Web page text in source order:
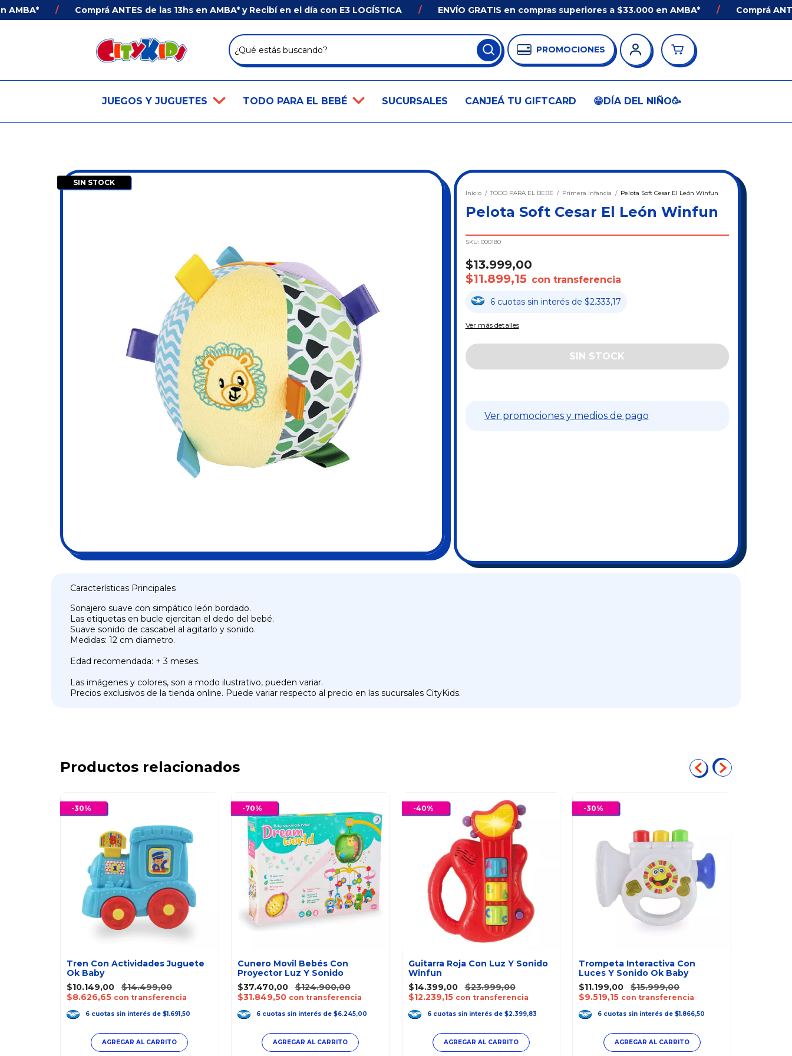
/ Comprá ANTES de las 13hs en AMBA* y Recibí en el día con E3 LOGÍSTICA / ENVÍO GRATIS en compras superiores a $33.000 en AMBA* / Comprá ANTES
PROMOCIONES
JUEGOS Y JUGUETES TODO PARA EL BEBÉ SUCURSALES CANJEÁ TU GIFTCARD 😁DÍA DEL NIÑO🥳
SIN STOCK
Inicio / TODO PARA EL BEBE / Primera Infancia / Pelota Soft Cesar El León Winfun
Pelota Soft Cesar El León Winfun
SKU: 000180
$13.999,00
$11.899,15 con transferencia
6 cuotas sin interés de $2.333,17
Ver más detalles
Ver promociones y medios de pago
Características Principales
Sonajero suave con simpático león bordado.
Las etiquetas en bucle ejercitan el dedo del bebé.
Suave sonido de cascabel al agitarlo y sonido.
Medidas: 12 cm diametro.
Edad recomendada: + 3 meses.
Las imágenes y colores, son a modo ilustrativo, pueden variar.
Precios exclusivos de la tienda online. Puede variar respecto al precio en las sucursales CityKids.
Productos relacionados
-30%
Tren Con Actividades Juguete
Ok Baby
$10.149,00
$14.499,00
$8.626,65 con transferencia
6 cuotas sin interés de $1.691,50
-70%
Cunero Movil Bebés Con
Proyector Luz Y Sonido
$37.470,00
$124.900,00
$31.849,50 con transferencia
6 cuotas sin interés de $6.245,00
-40%
Guitarra Roja Con Luz Y Sonido
Winfun
$14.399,00
$23.999,00
$12.239,15 con transferencia
6 cuotas sin interés de $2.399,83
-30%
Trompeta Interactiva Con
Luces Y Sonido Ok Baby
$11.199,00
$15.999,00
$9.519,15 con transferencia
6 cuotas sin interés de$1.866,50